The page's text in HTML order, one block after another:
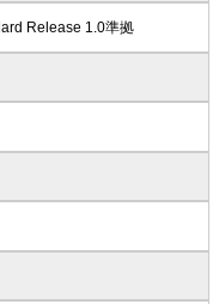
Release 1.0準拠